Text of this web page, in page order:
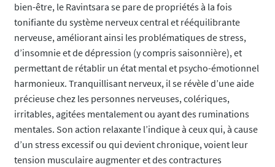
bien-être, le Ravintsara se pare de propriétés à la fois
tonifiante du système nerveux central et rééquilibrante
nerveuse, améliorant ainsi les problématiques de stress,
d’insomnie et de dépression (y compris saisonnière), et
permettant de rétablir un état mental et psycho-émotionnel
harmonieux. Tranquillisant nerveux, il se révèle d’une aide
précieuse chez les personnes nerveuses, colériques,
irritables, agitées mentalement ou ayant des ruminations
mentales. Son action relaxante l’indique à ceux qui, à cause
d’un stress excessif ou qui devient chronique, voient leur
tension musculaire augmenter et des contractures